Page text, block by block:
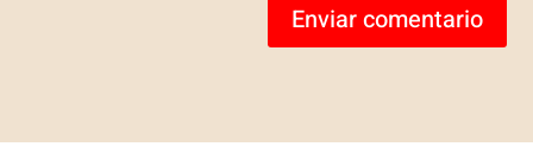
Enviar comentario